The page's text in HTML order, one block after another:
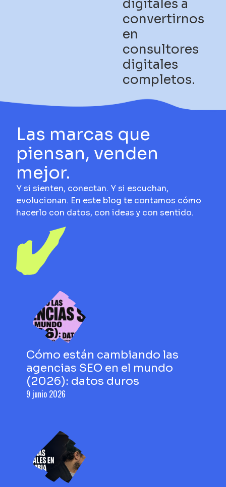
digitales a
convertirnos
en
consultores
digitales
completos.
Las marcas que
piensan, venden
mejor.
Y si sienten, conectan. Y si escuchan,
evolucionan. En este blog te contamos cómo
hacerlo con datos, con ideas y con sentido.
Cómo están cambiando las
agencias SEO en el mundo
(2026): datos duros
9 junio 2026